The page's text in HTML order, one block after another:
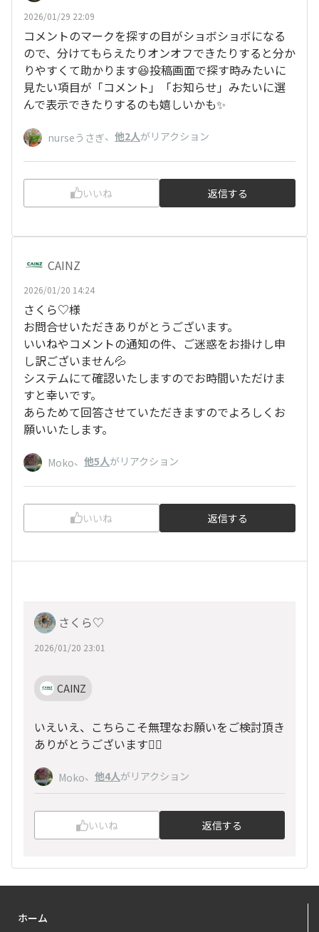
2026/01/29 22:09
コメントのマークを探すの目がショボショボになる
ので、分けてもらえたりオンオフできたりすると分か
りやすくて助かります😆投稿画面で探す時みたいに
見たい項目が「コメント」「お知らせ」みたいに選
んで表示できたりするのも嬉しいかも✨
nurseうさぎ、 他2人がリアクション
いいね 返信する
CAINZ
2026/01/20 14:24
さくら♡様
お問合せいただきありがとうございます。
いいねやコメントの通知の件、ご迷惑をお掛けし申
し訳ございません💦
システムにて確認いたしますのでお時間いただけま
すと幸いです。
あらためて回答させていただきますのでよろしくお
願いいたします。
Moko、 他5人がリアクション
いいね 返信する
さくら♡
2026/01/20 23:01
CAINZ
いえいえ、こちらこそ無理なお願いをご検討頂き
ありがとうございます🙇‍♀️
Moko、 他4人がリアクション
いいね 返信する
ホーム